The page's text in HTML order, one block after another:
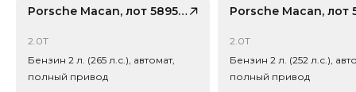
24 месяца — 2 513 574 ₽ (потеря в цене 23.9%).
Китая, без растаможки.
Тип привода: Полный привод (AWD).
Porsche Macan, лот 58954978
2.0T
Бензин 2 л. (265 л.с.), автомат,
полный привод
2.0T
Бензин 2 л. (252 л.с.),
полный привод